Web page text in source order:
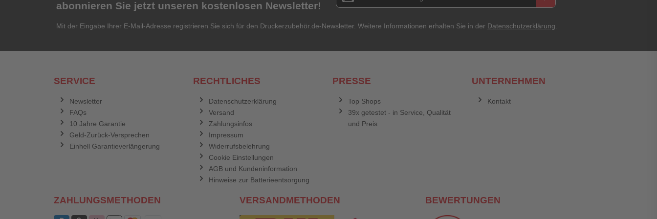
abonnieren Sie jetzt unseren kostenlosen Newsletter!
Mit der Eingabe Ihrer E-Mail-Adresse registrieren Sie sich für den Druckerzubehör.de-Newsletter. Weitere Informationen erhalten Sie in der Datenschutzerklärung
SERVICE
Newsletter
FAQs
10 Jahre Garantie
Geld-Zurück-Versprechen
Einhell Garantieverlängerung
RECHTLICHES
Datenschutzerklärung
Versand
Zahlungsinfos
Impressum
Widerrufsbelehrung
Cookie Einstellungen
AGB und Kundeninformation
Hinweise zur Batterieentsorgung
PRESSE
Top Shops
39x getestet - in Service, Qualität
und Preis
UNTERNEHMEN
Kontakt
ZAHLUNGSMETHODEN VERSANDMETHODEN BEWERTUNGEN